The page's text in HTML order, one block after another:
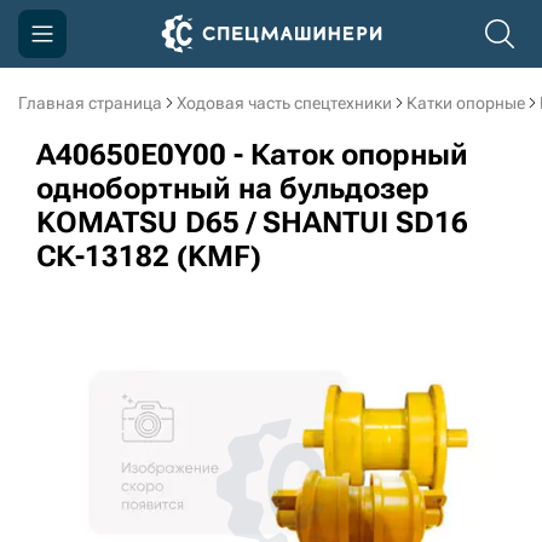
Главная страница Ходовая часть спецтехники Катки опорные
A40650E0Y00 - Каток опорный
однобортный на бульдозер
KOMATSU D65 / SHANTUI SD16
СК-13182 (KMF)
Компания
Акции
Доставка и оплата
Информация
3D тур по складам
sksale@skdst.ru